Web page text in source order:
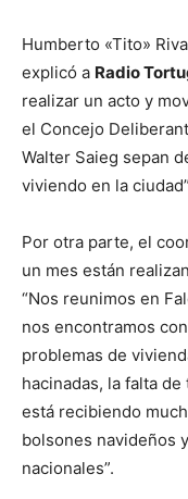
Humberto «Tito»
explicó a Radio
realizar un acto y
el Concejo
Walter Saieg sepan
viviendo en la
Por otra parte, el
un mes están
“Nos reunimos en
nos encontramos
problemas de
hacinadas, la falta
está recibiendo
bolsones navideños
nacionales”.